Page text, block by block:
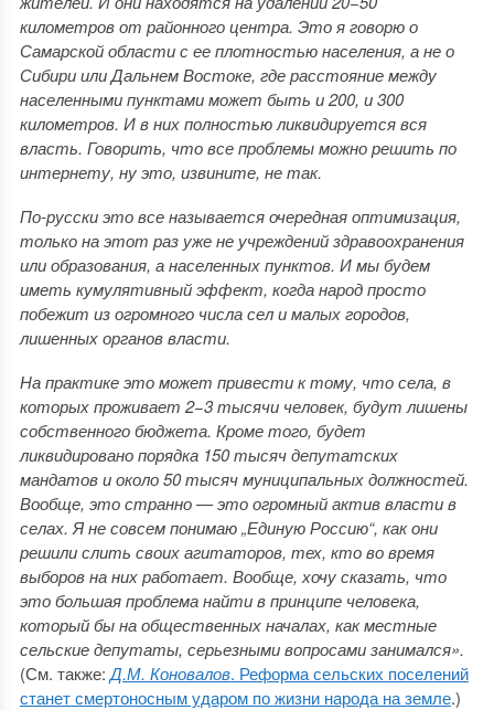
километров от районного центра. Это я говорю о
Самарской области с ее плотностью населения, а не о
Сибири или Дальнем Востоке, где расстояние между
населенными пунктами может быть и 200, и 300
километров. И в них полностью ликвидируется вся
власть. Говорить, что все проблемы можно решить по
интернету, ну это, извините, не так.
По-русски это все называется очередная оптимизация,
только на этот раз уже не учреждений здравоохранения
или образования, а населенных пунктов. И мы будем
иметь кумулятивный эффект, когда народ просто
побежит из огромного числа сел и малых городов,
лишенных органов власти.
На практике это может привести к тому, что села, в
которых проживает 2−3 тысячи человек, будут лишены
собственного бюджета. Кроме того, будет
ликвидировано порядка 150 тысяч депутатских
мандатов и около 50 тысяч муниципальных должностей.
Вообще, это странно — это огромный актив власти в
селах. Я не совсем понимаю „Единую Россию“, как они
решили слить своих агитаторов, тех, кто во время
выборов на них работает. Вообще, хочу сказать, что
это большая проблема найти в принципе человека,
который бы на общественных началах, как местные
сельские депутаты, серьезными вопросами занимался».
(См. также: Д.М. Коновалов. Реформа сельских поселений
станет смертоносным ударом по жизни народа на земле.)